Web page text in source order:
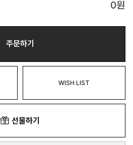
0원
주문하기
WISH LIST
선물하기